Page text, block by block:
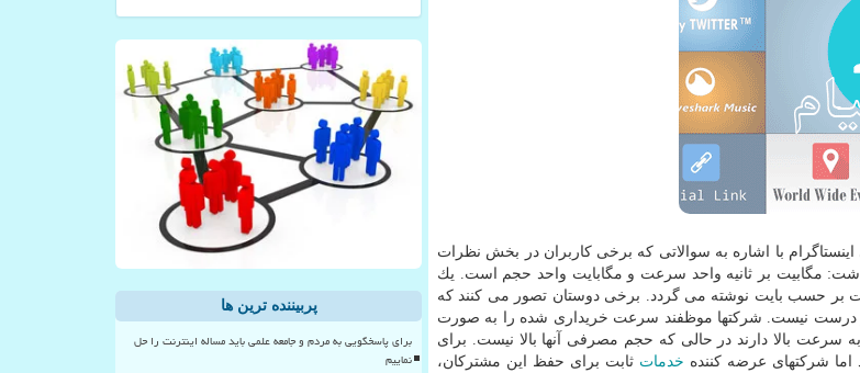
با اشاره به سوالاتی كه برخی كاربران در بخش نظرات
مگابیت بر ثانیه واحد سرعت و مگابایت واحد حجم است. یك
بر حسب بایت نوشته می گردد. برخی دوستان تصور می كنند كه
نیست. شركتها موظفند سرعت خریداری شده را به صورت
سرعت بالا دارند در حالی كه حجم مصرفی آنها بالا نیست. برای
اما شركتهای عرضه كننده خدمات ثابت برای حفظ این مشتركان،
پربیننده ترین ها
برای پاسخگویی به مردم و جامعه علمی باید مساله اینترنت را حل
نماییم